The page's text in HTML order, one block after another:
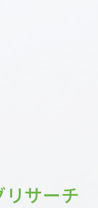
サーチ